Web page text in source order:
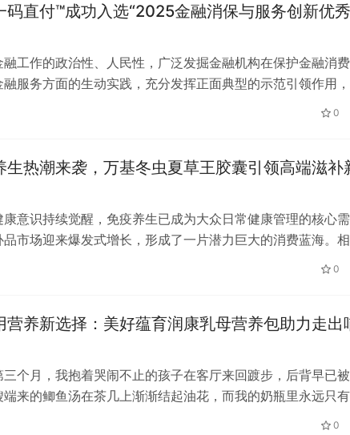
码直付™成功入选“2025金融消保与服务创新优
融工作的政治性、人民性，广泛发掘金融机构在保护金融消
服务方面的生动实践，充分发挥正面典型的示范引领作用
进入成功举办“保障金融权益 助…
0
生热潮来袭，万基冬虫夏草王胶囊引领高端滋补
康意识持续觉醒，免疫养生已成为大众日常健康管理的核心需
市场迎来爆发式增长，形成了一片潜力巨大的消费蓝海。相
年国内高端滋补品市场规模达1…
0
营养新选择：美好蕴育润康乳母营养包助力走出
个月，我抱着哭闹不止的孩子在客厅来回踱步，后背早已
来的鲫鱼汤在茶几上渐渐结起油花，而我的奶瓶里永远只有
0